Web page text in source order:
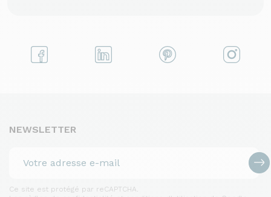
NEWSLETTER
Ce site est protégé par reCAPTCHA.